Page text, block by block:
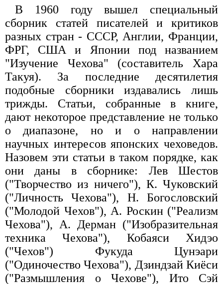
В 1960 году вышел специальный
сборник статей писателей и критиков
разных стран - СССР, Англии, Франции,
ФРГ, США и Японии под названием
"Изучение Чехова" (составитель Хара
Такуя). За последние десятилетия
подобные сборники издавались лишь
трижды. Статьи, собранные в книге,
дают некоторое представление не только
о диапазоне, но и о направлении
научных интересов японских чеховедов.
Назовем эти статьи в таком порядке, как
они даны в сборнике: Лев Шестов
("Творчество из ничего"), К. Чуковский
("Личность Чехова"), Н. Богословский
("Молодой Чехов"), А. Роскин ("Реализм
Чехова"), А. Дерман ("Изобразительная
техника Чехова"), Кобаяси Хидэо
("Чехов") Фукуда Цунэари
("Одиночество Чехова"), Дзиндзай Киёси
("Размышления о Чехове"), Ито Сэй